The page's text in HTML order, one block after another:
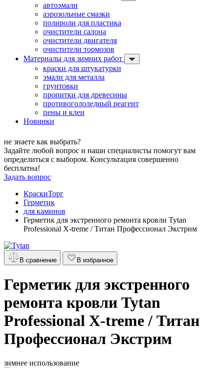
автоэмали
аэрозольные смазки
полироли для пластика
очистители салона
очистители двигателя
очистители тормозов
Материалы для зимних работ
краски для штукатурки
эмали для металла
грунтовки
пропитки для древесины
противогололедный реагент
пены и клеи
Новинки
не знаете как выбрать?
Задайте любой вопрос и наши специалисты помогут вам
определиться с выбором. Консультация совершенно
бесплатна!
Задать вопрос
КраскиТорг
Герметик
для каминов
Герметик для экстренного ремонта кровли Tytan
Professional X-treme / Титан Профессионал Экстрим
В сравнение В избранное
Герметик для экстренного
ремонта кровли Tytan
Professional X-treme / Титан
Профессионал Экстрим
зимнее использование